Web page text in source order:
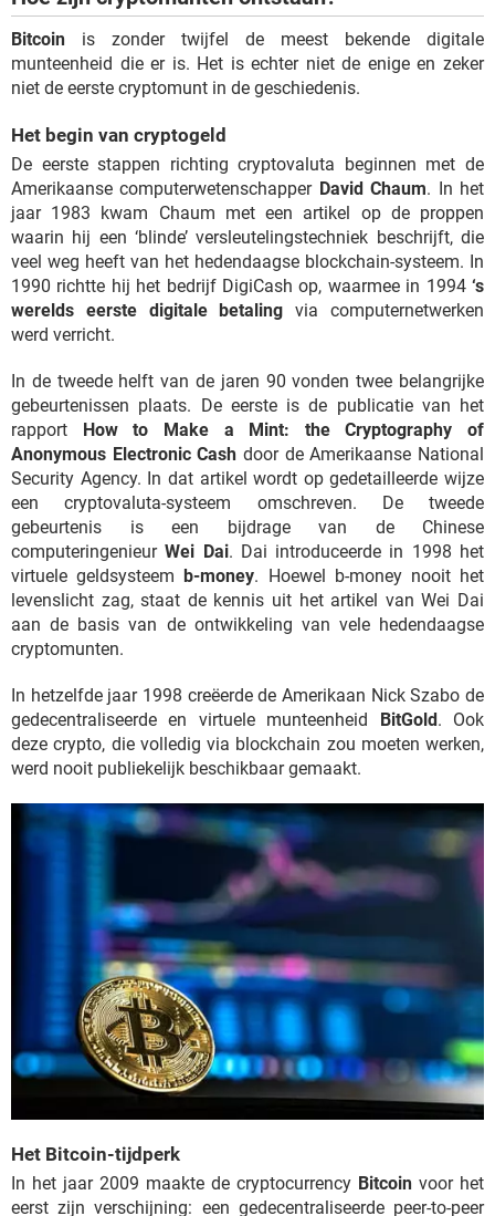
Bitcoin is zonder twijfel de meest bekende digitale
munteenheid die er is. Het is echter niet de enige en zeker
niet de eerste cryptomunt in de geschiedenis.
Het begin van cryptogeld
De eerste stappen richting cryptovaluta beginnen met de
Amerikaanse computerwetenschapper David Chaum. In het
jaar 1983 kwam Chaum met een artikel op de proppen
waarin hij een ‘blinde’ versleutelingstechniek beschrijft, die
veel weg heeft van het hedendaagse blockchain-systeem. In
1990 richtte hij het bedrijf DigiCash op, waarmee in 1994 ‘s
werelds eerste digitale betaling via computernetwerken
werd verricht.
In de tweede helft van de jaren 90 vonden twee belangrijke
gebeurtenissen plaats. De eerste is de publicatie van het
rapport How to Make a Mint: the Cryptography of
Anonymous Electronic Cash door de Amerikaanse National
Security Agency. In dat artikel wordt op gedetailleerde wijze
een cryptovaluta-systeem omschreven. De tweede
gebeurtenis is een bijdrage van de Chinese
computeringenieurWei Dai. Dai introduceerde in 1998 het
virtuele geldsysteemb-money. Hoewel b-money nooit het
levenslicht zag, staat de kennis uit het artikel van Wei Dai
aan de basis van de ontwikkeling van vele hedendaagse
cryptomunten.
In hetzelfde jaar 1998 creëerde de Amerikaan Nick Szabo de
gedecentraliseerde en virtuele munteenheid BitGold. Ook
deze crypto, die volledig via blockchain zou moeten werken,
werd nooit publiekelijk beschikbaar gemaakt.
Het Bitcoin-tijdperk
In het jaar 2009 maakte de cryptocurrency Bitcoin voor het
eerst zijn verschijning: een gedecentraliseerde peer-to-peer